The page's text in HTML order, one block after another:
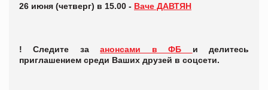
26 июня (четверг) в 15.00 - Ваче ДАВТЯН
! Следите заанонсами в ФБ и делитесь
приглашением среди Ваших друзей в соцсети.